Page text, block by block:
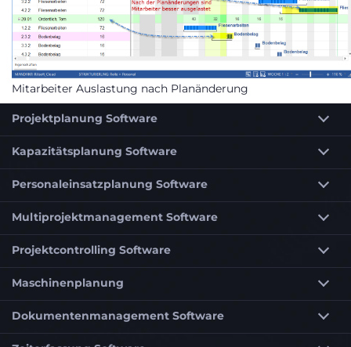
Mitarbeiter Auslastung nach Planänderung
Projektplanung Software
Kapazitätsplanung Software
Personaleinsatzplanung Software
Multiprojektmanagement Software
Projektcontrolling Software
Maschinenplanung
Dokumentenmanagement Software